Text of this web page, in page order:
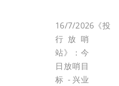
16/7/2026《投
行放哨
站》：今
日放哨目
标 - 兴业